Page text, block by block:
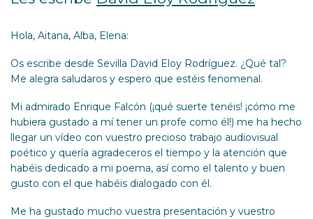
Hola, Aitana, Alba, Elena:
Os escribe desde Sevilla David Eloy Rodríguez. ¿Qué tal?
Me alegra saludaros y espero que estéis fenomenal.
Mi admirado Enrique Falcón (¡qué suerte tenéis! ¡cómo me
hubiera gustado a mí tener un profe como él!) me ha hecho
llegar un vídeo con vuestro precioso trabajo audiovisual
poético y quería agradeceros el tiempo y la atención que
habéis dedicado a mi poema, así como el talento y buen
gusto con el que habéis dialogado con él.
Me ha gustado mucho vuestra presentación y vuestro